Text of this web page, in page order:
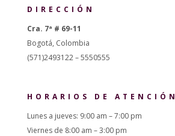
DIRECCIÓN
Cra. 7ª # 69-11
Bogotá, Colombia
(571)2493122 – 5550555
HORARIOS DE ATENCIÓN
Lunes a jueves: 9:00 am – 7:00 pm
Viernes de 8:00 am – 3:00 pm